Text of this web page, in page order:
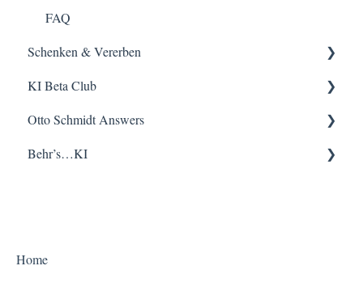
FAQ
Schenken & Vererben
Erste Schritte
Hilfestellungen & Tipps
FAQ
KI Beta Club
Erste Schritte
Hilfestellungen & Tipps
Otto Schmidt Answers
Erste Schritte
Behr’s…KI
Home